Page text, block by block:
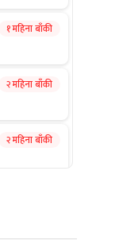
१ महिना बाँकी
२ महिना बाँकी
२ महिना बाँकी